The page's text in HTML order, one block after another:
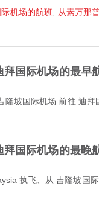
际机场的航班 从素万那
国际机场的最早
隆坡国际机场 前往 迪
国际机场的最晚
执飞、从 吉隆坡